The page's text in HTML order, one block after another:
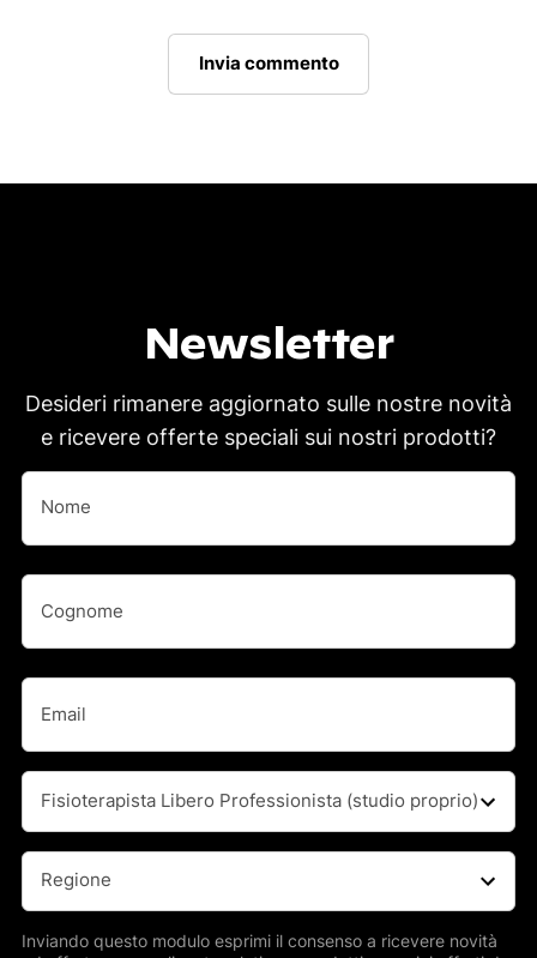
Newsletter
Desideri rimanere aggiornato sulle nostre novità
e ricevere offerte speciali sui nostri prodotti?
Nome
Nome
Email
Professione
Regione
Inviando questo modulo esprimi il consenso a ricevere novità